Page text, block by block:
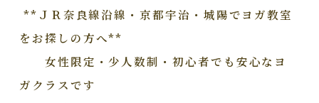
**ＪＲ奈良線沿線・京都宇治・城陽でヨガ教室
をお探しの方へ**
女性限定・少人数制・初心者でも安心なヨ
ガクラスです